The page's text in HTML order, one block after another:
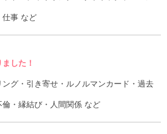
仕事 など
した！
ング・引き寄せ・ルノルマンカード・過去
倫・縁結び・人間関係 など